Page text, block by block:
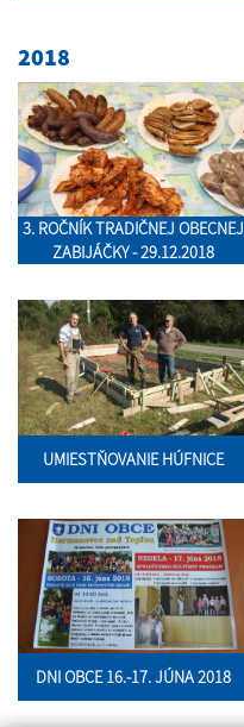
2018
3. ROČNÍK TRADIČNEJ OBECNEJ
ZABIJÁČKY - 29.12.2018
UMIESTŇOVANIE HÚFNICE
DNI OBCE 16.-17. JÚNA 2018